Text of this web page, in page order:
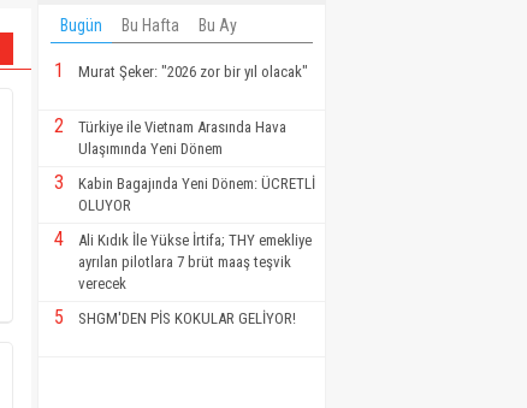
Bugün Bu Hafta Bu Ay
1 Murat Şeker: "2026 zor bir yıl olacak"
2
Türkiye ile Vietnam Arasında Hava
Ulaşımında Yeni Dönem
3
Kabin Bagajında Yeni Dönem: ÜCRETLİ
OLUYOR
4
Ali Kıdık İle Yükse İrtifa; THY emekliye
ayrılan pilotlara 7 brüt maaş teşvik
verecek
5 SHGM'DEN PİS KOKULAR GELİYOR!